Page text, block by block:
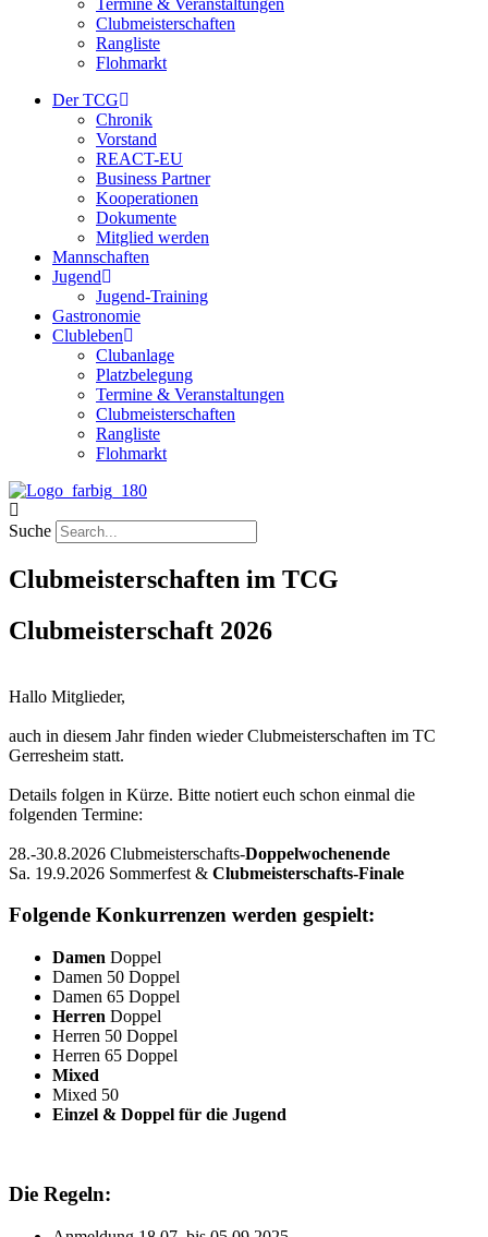
Termine & Veranstaltungen
Clubmeisterschaften
Rangliste
Flohmarkt
Der TCG
Chronik
Vorstand
REACT-EU
Business Partner
Kooperationen
Dokumente
Mitglied werden
Mannschaften
Jugend
Jugend-Training
Gastronomie
Clubleben
Clubanlage
Platzbelegung
Termine & Veranstaltungen
Clubmeisterschaften
Rangliste
Flohmarkt
Suche
Clubmeisterschaften im TCG
Clubmeisterschaft 2026
Hallo Mitglieder,
auch in diesem Jahr finden wieder Clubmeisterschaften im TC
Gerresheim statt.
Details folgen in Kürze. Bitte notiert euch schon einmal die
folgenden Termine:
28.-30.8.2026 Clubmeisterschafts-Doppelwochenende
Sa. 19.9.2026 Sommerfest & Clubmeisterschafts-Finale
Folgende Konkurrenzen werden gespielt:
Damen Doppel
Damen 50 Doppel
Damen 65 Doppel
Herren Doppel
Herren 50 Doppel
Herren 65 Doppel
Mixed
Mixed 50
Einzel & Doppel für die Jugend
Die Regeln: